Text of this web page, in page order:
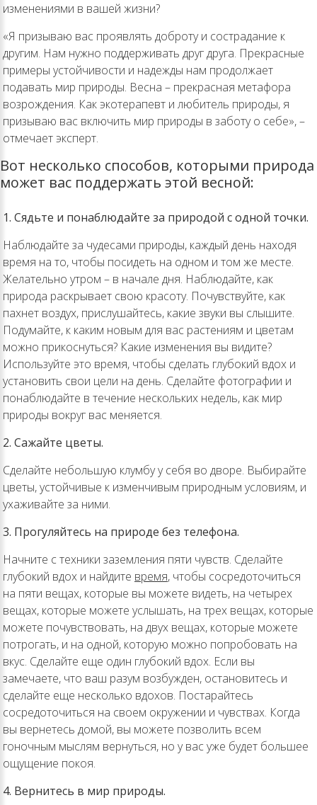
изменениями в вашей жизни?
«Я призываю вас проявлять доброту и сострадание к
другим. Нам нужно поддерживать друг друга. Прекрасные
примеры устойчивости и надежды нам продолжает
подавать мир природы. Весна – прекрасная метафора
возрождения. Как экотерапевт и любитель природы, я
призываю вас включить мир природы в заботу о себе», –
отмечает эксперт.
Вот несколько способов, которыми природа
может вас поддержать этой весной:
1. Сядьте и понаблюдайте за природой с одной точки.
Наблюдайте за чудесами природы, каждый день находя
время на то, чтобы посидеть на одном и том же месте.
Желательно утром – в начале дня. Наблюдайте, как
природа раскрывает свою красоту. Почувствуйте, как
пахнет воздух, прислушайтесь, какие звуки вы слышите.
Подумайте, к каким новым для вас растениям и цветам
можно прикоснуться? Какие изменения вы видите?
Используйте это время, чтобы сделать глубокий вдох и
установить свои цели на день. Сделайте фотографии и
понаблюдайте в течение нескольких недель, как мир
природы вокруг вас меняется.
2. Сажайте цветы.
Сделайте небольшую клумбу у себя во дворе. Выбирайте
цветы, устойчивые к изменчивым природным условиям, и
ухаживайте за ними.
3. Прогуляйтесь на природе без телефона.
Начните с техники заземления пяти чувств. Сделайте
глубокий вдох и найдите время, чтобы сосредоточиться
на пяти вещах, которые вы можете видеть, на четырех
вещах, которые можете услышать, на трех вещах, которые
можете почувствовать, на двух вещах, которые можете
потрогать, и на одной, которую можно попробовать на
вкус. Сделайте еще один глубокий вдох. Если вы
замечаете, что ваш разум возбужден, остановитесь и
сделайте еще несколько вдохов. Постарайтесь
сосредоточиться на своем окружении и чувствах. Когда
вы вернетесь домой, вы можете позволить всем
гоночным мыслям вернуться, но у вас уже будет большее
ощущение покоя.
4. Вернитесь в мир природы.